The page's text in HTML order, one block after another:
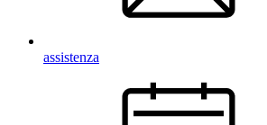
assistenza